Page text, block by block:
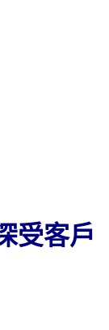
受客戶